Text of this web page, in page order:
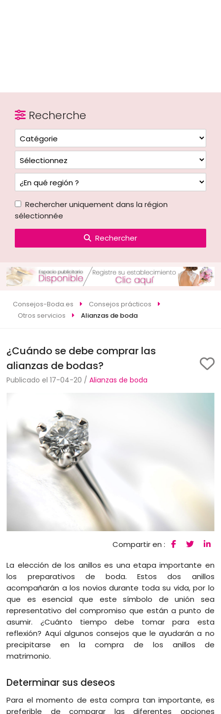
Recherche
Rechercher uniquement dans la région
sélectionnée
Rechercher
Consejos-Boda.es
Consejos prácticos
Otros servicios
Alianzas de boda
¿Cuándo se debe comprar las
alianzas de bodas?
Publicado el 17-04-20 /Alianzas de boda
Compartir en :
La elección de los anillos es una etapa importante en
los preparativos de boda. Estos dos anillos
acompañarán a los novios durante toda su vida, por lo
que es esencial que este símbolo de unión sea
representativo del compromiso que están a punto de
asumir. ¿Cuánto tiempo debe tomar para esta
reflexión? Aquí algunos consejos que le ayudarán a no
precipitarse en la compra de los anillos de
matrimonio.
Determinar sus deseos
Para el momento de esta compra tan importante, es
preferible de comparar las diferentes opciones